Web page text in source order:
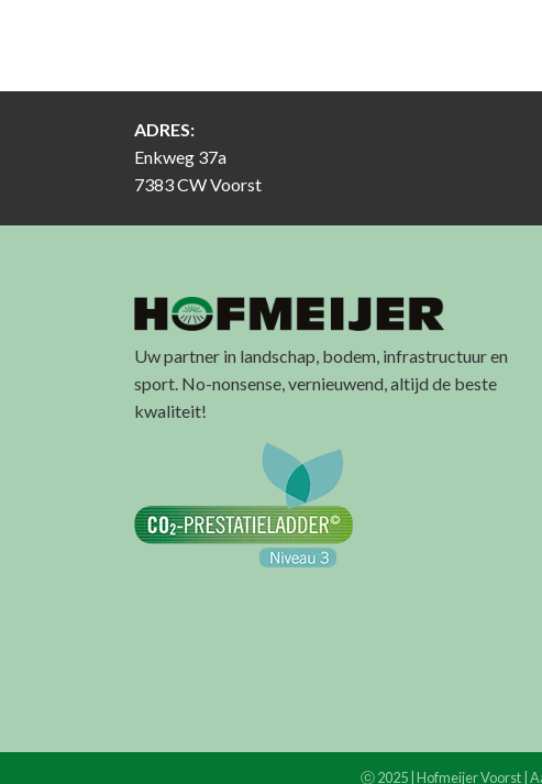
ADRES:
Enkweg 37a
7383 CW Voorst
Uw partner in landschap, bodem, infrastructuur en
sport. No-nonsense, vernieuwend, altijd de beste
kwaliteit!
ⓒ 2025 | Hofmeijer Voorst |